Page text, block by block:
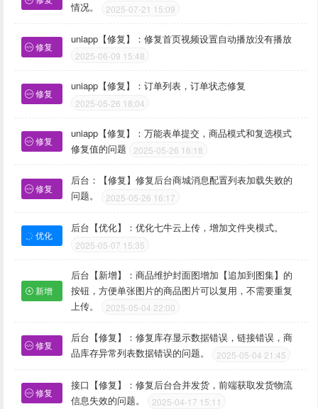
情况。 2025-07-21 15:09
修复
uniapp【修复】：修复首页视频设置自动播放没有播放
2025-06-09 15:48
修复
uniapp【修复】：订单列表，订单状态修复
2025-05-26 18:04
修复
uniapp【修复】：万能表单提交，商品模式和复选模式
修复值的问题
2025-05-26 16:18
修复
后台：【修复】修复后台商城消息配置列表加载失败的
问题。
2025-05-26 16:17
优化
后台【优化】：优化七牛云上传，增加文件夹模式。
2025-05-07 15:35
新增
后台【新增】：商品维护封面图增加【追加到图集】的
按钮，方便单张图片的商品图片可以复用，不需要重复
上传。
2025-05-04 22:00
修复
后台【修复】：修复库存显示数据错误，链接错误，商
品库存异常列表数据错误的问题。
2025-05-04 21:45
修复
接口【修复】：修复后台合并发货，前端获取发货物流
信息失效的问题。
2025-04-17 15:11